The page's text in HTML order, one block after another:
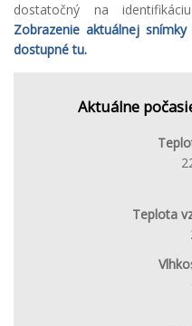
dostatočný na
Zobrazenie aktuálnej
dostupné tu.
Aktuálne
Teplota